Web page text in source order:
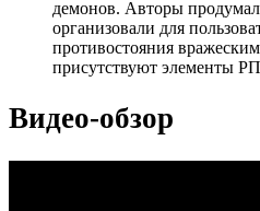
демонов. Авторы
организовали для
противостояния
присутствуют элементы
Видео-обзор